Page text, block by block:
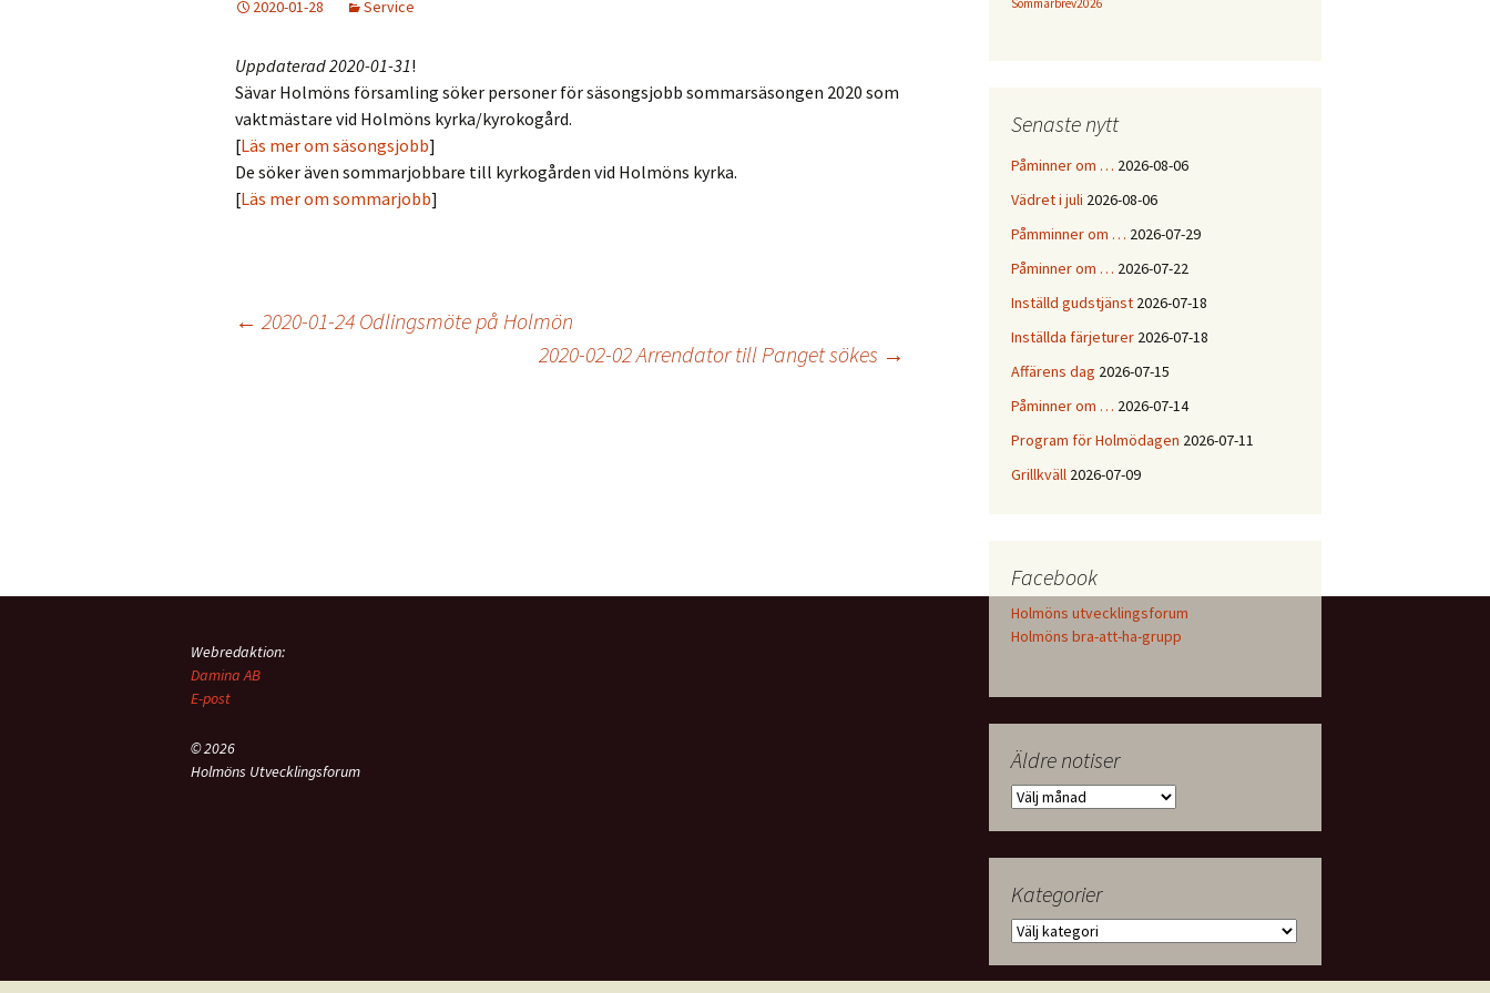
Info från LBR
Holmöns Bygdebolag AB
Prästgården!
Om förstudien
Holmömodellen
Gamla Holmöportalen
Årliga evenemang
Holmötorget
Holmöns
Postroddsförening
Garageföreningen
Holmögadds
Intresseförening
2020-01-28 Service
Uppdaterad 2020-01-31!
Sävar Holmöns församling söker personer för säsongsjobb sommarsäsongen 2020 som
vaktmästare vid Holmöns kyrka/kyrokogård.
[Läs mer om säsongsjobb]
De söker även sommarjobbare till kyrkogården vid Holmöns kyrka.
[Läs mer om sommarjobb]
Inläggsnavigering
← 2020-01-24 Odlingsmöte på Holmön
2020-02-02 Arrendator till Panget sökes →
Sommarbrev2026
Senaste nytt
Påminner om … 2026-08-06
Vädret i juli 2026-08-06
Påmminner om … 2026-07-29
Påminner om … 2026-07-22
Inställd gudstjänst 2026-07-18
Inställda färjeturer 2026-07-18
Affärens dag 2026-07-15
Påminner om … 2026-07-14
Program för Holmödagen 2026-07-11
Grillkväll 2026-07-09
Facebook
Holmöns utvecklingsforum
Holmöns bra-att-ha-grupp
Äldre notiser
Äldre
Kategorier
Kategorier
Webredaktion:
Damina AB
E-post
© 2026
Holmöns Utvecklingsforum